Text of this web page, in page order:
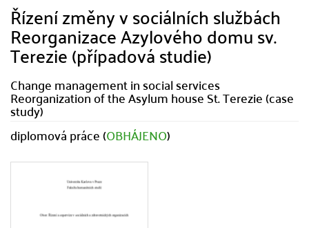
Řízení změny v sociálních službách
Reorganizace Azylového domu sv.
Terezie (případová studie)
Change management in social services
Reorganization of the Asylum house St. Terezie (case
study)
diplomová práce (OBHÁJENO)